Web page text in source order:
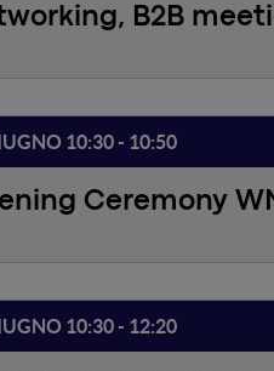
10:30 - 10:50
Ceremony
B2B
10:30 - 12:20